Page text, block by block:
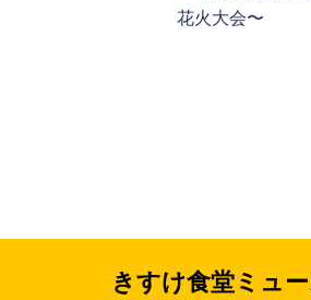
ー
花火大会〜
きすけ食堂ミュ